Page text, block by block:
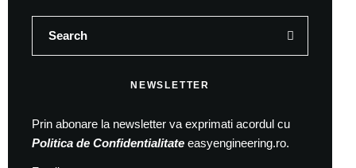
NEWSLETTER
Prin abonare la newsletter va exprimati acordul cu
Politica de Confidentialitate easyengineering.ro.